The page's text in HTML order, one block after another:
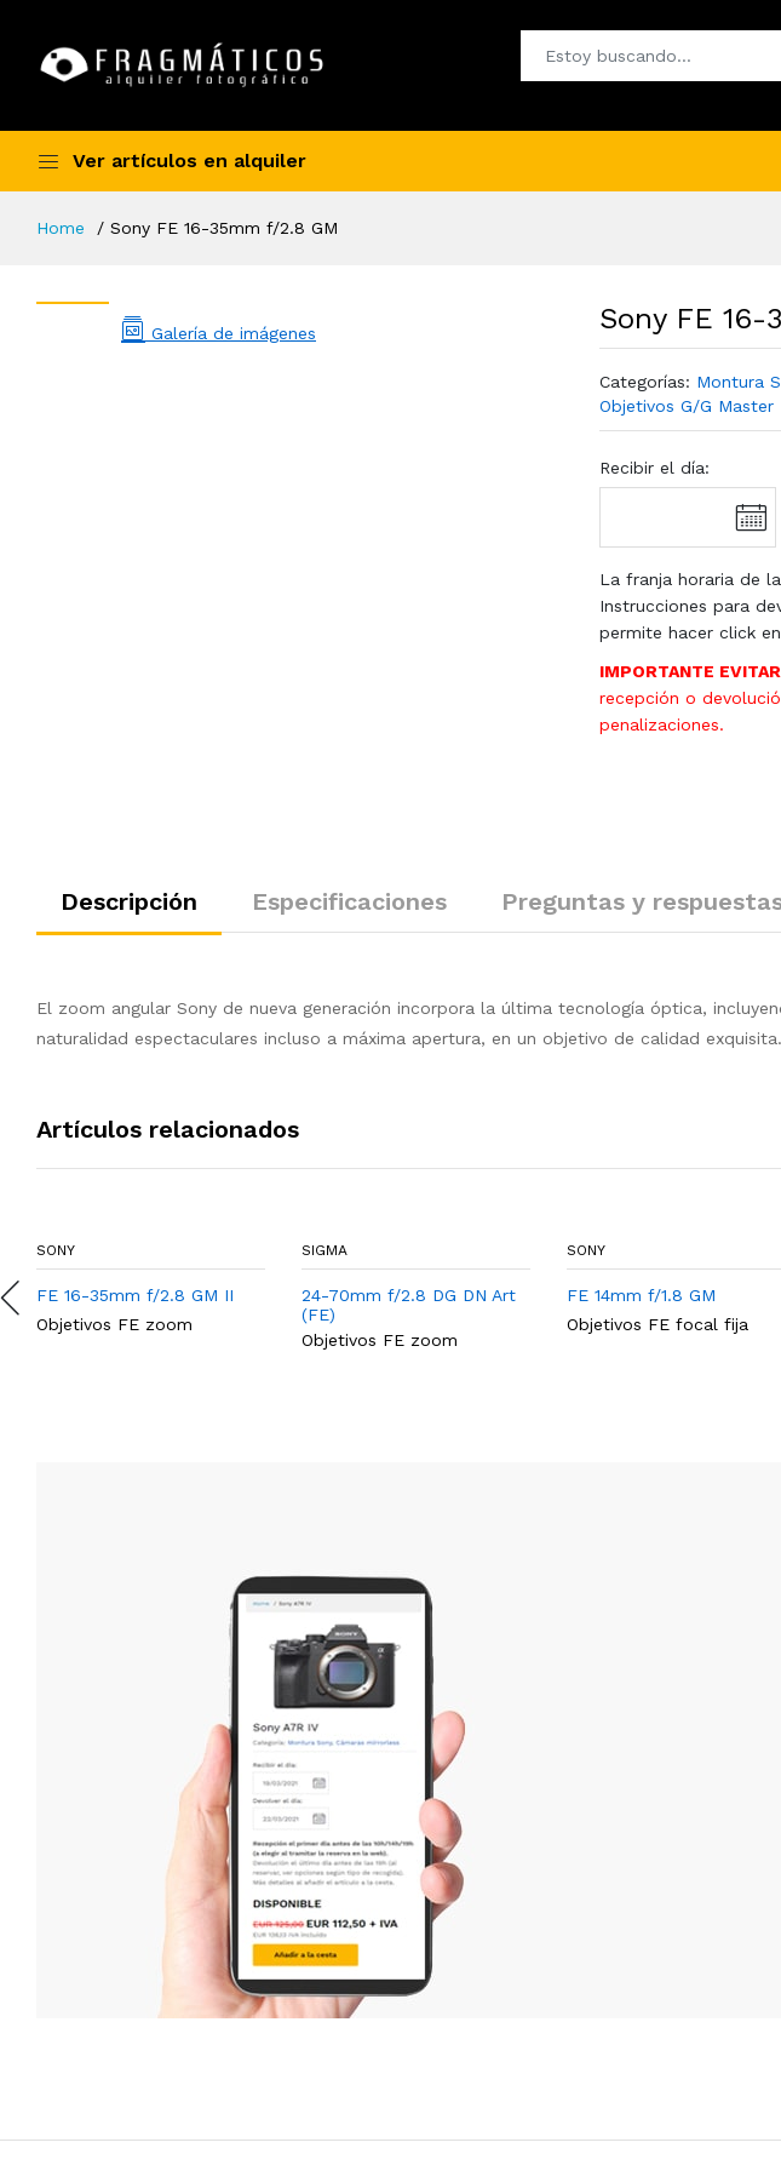
Ver artículos en alquiler
Home Sony FE 16-35mm f/2.8 GM
Galería de imágenes Sony FE
Categorías: Montura
Objetivos G/G Master
Recibir el día:
La franja horaria de
Instrucciones para
permite hacer click
IMPORTANTE EVITAR
recepción o
penalizaciones.
Descripción Especificaciones Preguntas y
El zoom angular Sony de nueva generación incorpora la última tecnología óptica,
naturalidad espectaculares incluso a máxima apertura, en un objetivo de calidad exquisita.
Artículos relacionados
SONY
FE 16-35mm f/2.8 GM II
Objetivos FE zoom
SIGMA
24-70mm f/2.8 DG DN Art
(FE)
Objetivos FE zoom
SONY
FE 14mm f/1.8 GM
Objetivos FE focal fija